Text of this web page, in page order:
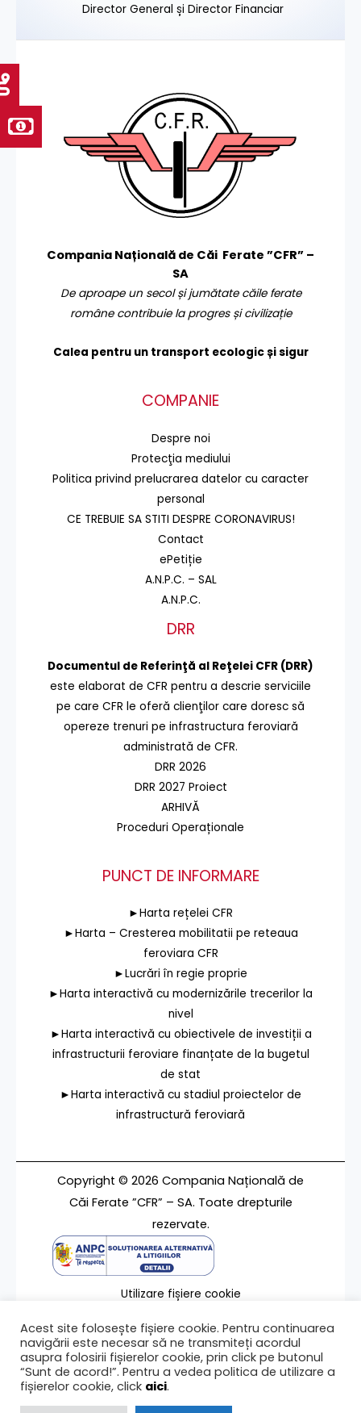
Director General și Director Financiar
Compania Națională de Căi Ferate ”CFR” –
SA
De aproape un secol și jumătate căile ferate
române contribuie la progres și civilizație
Calea pentru un transport ecologic și sigur
COMPANIE
Despre noi
Protecţia mediului
Politica privind prelucrarea datelor cu caracter
personal
CE TREBUIE SA STITI DESPRE CORONAVIRUS!
Contact
ePetiție
A.N.P.C. – SAL
A.N.P.C.
DRR
Documentul de Referinţă al Reţelei CFR (DRR)
este elaborat de CFR pentru a descrie serviciile
pe care CFR le oferă clienţilor care doresc să
opereze trenuri pe infrastructura feroviară
administrată de CFR.
DRR 2026
DRR 2027 Proiect
ARHIVĂ
Proceduri Operaționale
PUNCT DE INFORMARE
►Harta rețelei CFR
►Harta – Cresterea mobilitatii pe reteaua
feroviara CFR
►Lucrări în regie proprie
►Harta interactivă cu modernizările trecerilor la
nivel
►Harta interactivă cu obiectivele de investiții a
infrastructurii feroviare finanțate de la bugetul
de stat
►Harta interactivă cu stadiul proiectelor de
infrastructură feroviară
Copyright © 2026 Compania Națională de
Căi Ferate ”CFR” – SA. Toate drepturile
rezervate.
Utilizare fișiere cookie
Contact
Ultima modificare a paginii 23/08/2018
Acest site folosește fișiere cookie. Pentru continuarea
navigării este necesar să ne transmiteți acordul
asupra folosirii fișierelor cookie, prin click pe butonul
“Sunt de acord!”. Pentru a vedea politica de utilizare a
fișierelor cookie, click aici.